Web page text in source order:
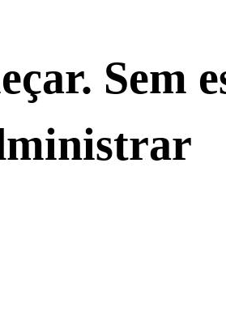
Sem